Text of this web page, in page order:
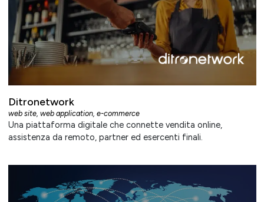
Ditronetwork
web site, web application, e-commerce
Una piattaforma digitale che connette vendita online,
assistenza da remoto, partner ed esercenti finali.